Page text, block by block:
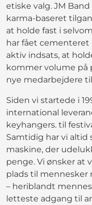
etiske valg. JM
karma-baseret
at holde fast i
har fået
aktiv indsats, at
kommer volume
nye medarbejdere
Siden vi startede i
international
keyhangers. til
Samtidig har vi altid
maskine, der
penge. Vi ønsker at
plads til mennesker
– heriblandt
letteste adgang til